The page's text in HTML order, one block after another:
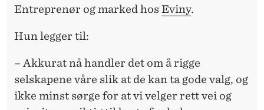
Entreprenør og marked hosEviny.
Hun legger til:
– Akkurat nå handler det om å rigge
selskapene våre slik at de kan ta gode valg, og
ikke minst sørge for at vi velger rett vei og